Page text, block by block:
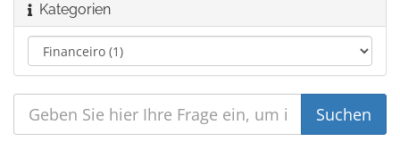
Kategorien